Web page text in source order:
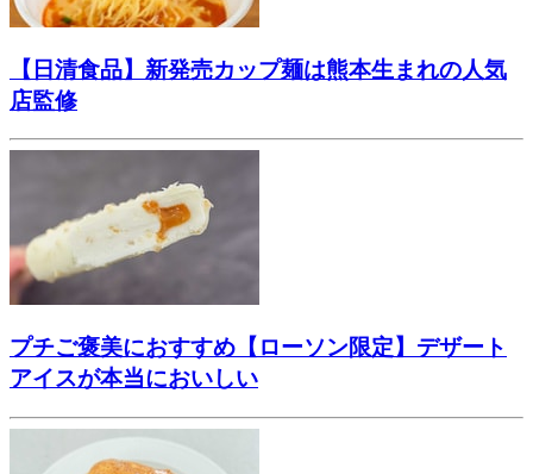
【日清食品】新発売カップ麺は熊本生まれの人気
店監修
プチご褒美におすすめ【ローソン限定】デザート
アイスが本当においしい